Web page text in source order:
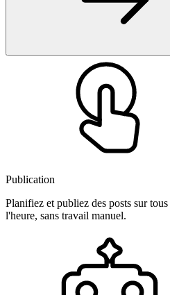
Publication
Planifiez et publiez des posts sur
l'heure, sans travail manuel.